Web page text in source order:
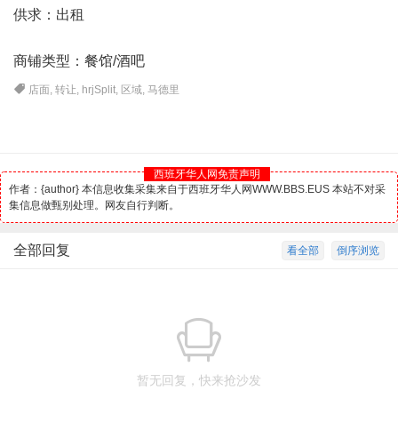
供求：出租
商铺类型：餐馆/酒吧
店面,转让, hrjSplit, 区域,马德里
西班牙华人网免责声明
作者：{author} 本信息收集采集来自于西班牙华人网WWW.BBS.EUS 本站不对采
集信息做甄别处理。网友自行判断。
倒序浏览
看全部
全部回复
暂无回复，快来抢沙发